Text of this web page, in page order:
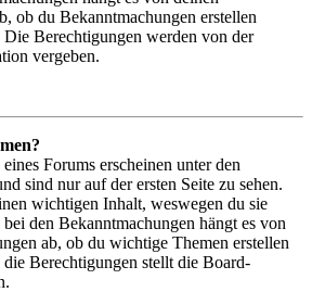
ob du Bekanntmachungen erstellen
Berechtigungen werden von der
vergeben.
Forums erscheinen unter den
sind nur auf der ersten Seite zu sehen.
wichtigen Inhalt, weswegen du sie
den Bekanntmachungen hängt es von
ab, ob du wichtige Themen erstellen
Berechtigungen stellt die Board-